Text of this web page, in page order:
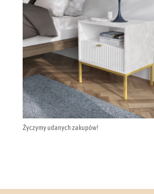
Życzymy udanych zakupów!